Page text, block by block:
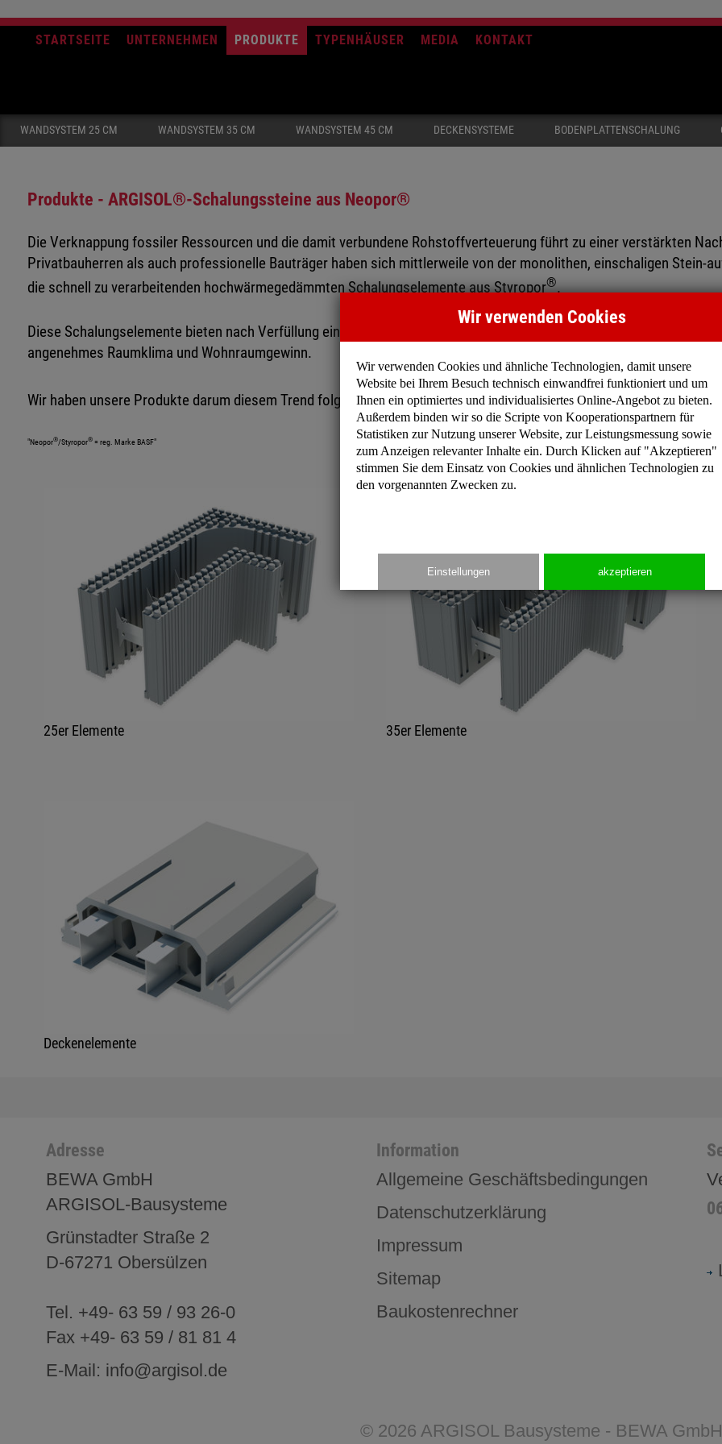
STARTSEITE UNTERNEHMEN PRODUKTE TYPENHÄUSER MEDIA KONTAKT
WANDSYSTEM 25 CM WANDSYSTEM 35 CM WANDSYSTEM 45 CM DECKENSYSTEME BODENPLATTENSCHALUNG
Produkte - ARGISOL®-Schalungssteine aus Neopor®
Die Verknappung fossiler Ressourcen und die damit verbundene Rohstoffverteuerung führt zu einer verstärkten
Privatbauherren als auch professionelle Bauträger haben sich mittlerweile von der monolithen, einschaligen Stein-
die schnell zu verarbeitenden hochwärmegedämmten Schalungselemente aus Styropor®.
Diese Schalungselemente bieten nach Verfüllung einen massiven Betonkern mit einer Innen- und
angenehmes Raumklima und Wohnraumgewinn.
Wir haben unsere Produkte darum diesem Trend folgend Mitte 2004 von Styropor® auf das von der BASF SE
"Neopor®/Styropor®= reg. Marke BASF"
25er Elemente 35er Elemente
Deckenelemente
Adresse
BEWA GmbH
ARGISOL-Bausysteme
Grünstadter Straße 2
D-67271 Obersülzen
Tel. +49- 63 59 / 93 26-0
Fax +49- 63 59 / 81 81 4
E-Mail: info@argisol.de
Information
Allgemeine Geschäftsbedingungen
Datenschutzerklärung
Impressum
Sitemap
Baukostenrechner
© 2026 ARGISOL Bausysteme - BEWA GmbH
Wir verwenden Cookies
Wir verwenden Cookies und ähnliche Technologien, damit unsere
Website bei Ihrem Besuch technisch einwandfrei funktioniert und um
Ihnen ein optimiertes und individualisiertes Online-Angebot zu bieten.
Außerdem binden wir so die Scripte von Kooperationspartnern für
Statistiken zur Nutzung unserer Website, zur Leistungsmessung sowie
zum Anzeigen relevanter Inhalte ein. Durch Klicken auf "Akzeptieren"
stimmen Sie dem Einsatz von Cookies und ähnlichen Technologien zu
den vorgenannten Zwecken zu.
Einstellungen akzeptieren